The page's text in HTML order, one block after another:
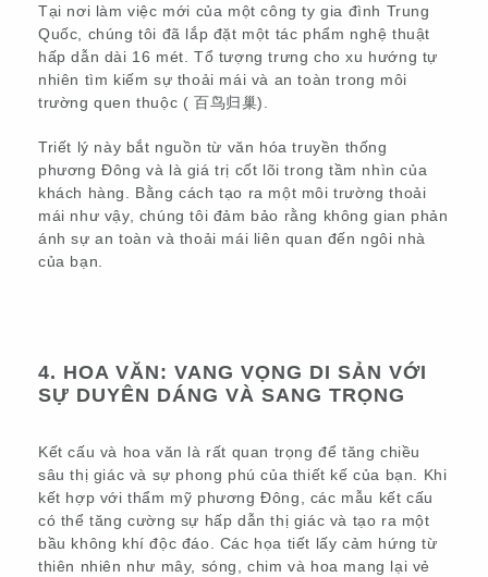
Tại nơi làm việc mới của một công ty gia đình Trung
Quốc, chúng tôi đã lắp đặt một tác phẩm nghệ thuật
hấp dẫn dài 16 mét. Tổ tượng trưng cho xu hướng tự
nhiên tìm kiếm sự thoải mái và an toàn trong môi
trường quen thuộc ( 百鸟归巢).
Triết lý này bắt nguồn từ văn hóa truyền thống
phương Đông và là giá trị cốt lõi trong tầm nhìn của
khách hàng. Bằng cách tạo ra một môi trường thoải
mái như vậy, chúng tôi đảm bảo rằng không gian phản
ánh sự an toàn và thoải mái liên quan đến ngôi nhà
của bạn.
4. HOA VĂN: VANG VỌNG DI SẢN VỚI
SỰ DUYÊN DÁNG VÀ SANG TRỌNG
Kết cấu và hoa văn là rất quan trọng để tăng chiều
sâu thị giác và sự phong phú của thiết kế của bạn. Khi
kết hợp với thẩm mỹ phương Đông, các mẫu kết cấu
có thể tăng cường sự hấp dẫn thị giác và tạo ra một
bầu không khí độc đáo. Các họa tiết lấy cảm hứng từ
thiên nhiên như mây, sóng, chim và hoa mang lại vẻ